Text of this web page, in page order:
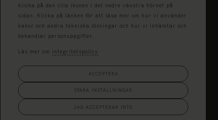
klicka på den lilla ikonen i det nedre vänstra hörnet på
sidan. Klicka på länken för att läsa mer om hur vi använder
kakor och andra tekniska lösningar och hur vi inhämtar och
behandlar personuppgifter.
Läs mer om integritetspolicy
JAG ACCEPTERAR INTE
SPARA INSTÄLLNINGAR
ACCEPTERA